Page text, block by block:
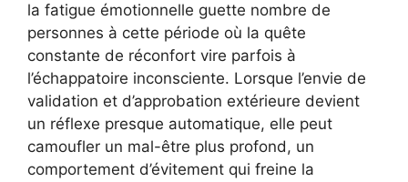
la fatigue émotionnelle guette nombre de
personnes à cette période où la quête
constante de réconfort vire parfois à
l’échappatoire inconsciente. Lorsque l’envie de
validation et d’approbation extérieure devient
un réflexe presque automatique, elle peut
camoufler un mal-être plus profond, un
comportement d’évitement qui freine la